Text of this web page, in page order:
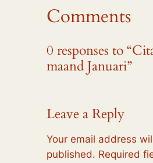
Comments
0 responses to
maand Januari”
Leave a Reply
Your email address
published. Required